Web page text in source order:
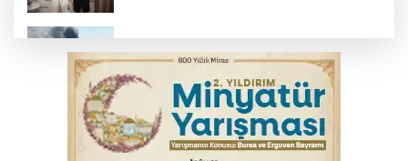
yangın
Polisin 'dur' ihtarına uymadı, ceza
duvarına tosladı